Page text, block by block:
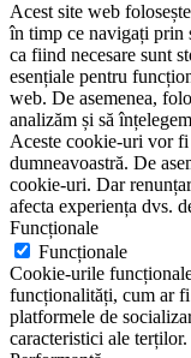
Acest site web
în timp ce navigați prin
ca fiind necesare sunt
esențiale pentru
web. De asemenea,
analizăm și să
Aceste cookie-uri vor
dumneavoastră. De
cookie-uri. Dar
afecta experiența dvs.
Funcționale
Funcționale
Cookie-urile
funcționalități, cum ar
platformele de
caracteristici ale terților.